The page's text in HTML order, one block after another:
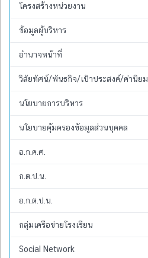
โครงสร้างหน่วยงาน
ข้อมูลผู้บริหาร
อำนาจหน้าที่
วิสัยทัศน์/พันธกิจ/เป้าประสงค์/ค่านิยม
นโยบายการบริหาร
นโยบายคุ้มครองข้อมูลส่วนบุคคล
อ.ก.ค.ศ.
ก.ต.ป.น.
อ.ก.ต.ป.น.
กลุ่มเครือข่ายโรงเรียน
Social Network